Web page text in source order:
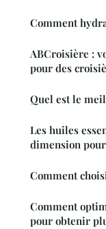
Comment
ABCroisière :
pour des
Quel est le
Les huiles
dimension
Comment
Comment
pour obtenir